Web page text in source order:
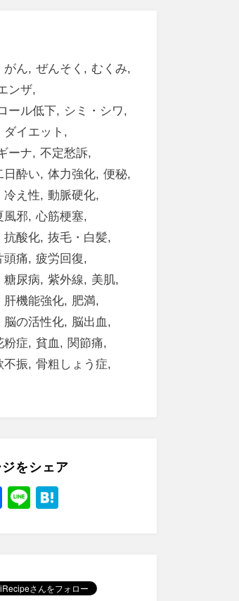
がん ぜんそく
むくみ
ンザ
ール低下
シミ・シワ
ダイエット
ーナ
不定愁訴
日酔い 体力強化 便秘
冷え性
動脈硬化
風邪
心筋梗塞
抗酸化 抜毛・白髪
頭痛
疲労回復
糖尿病 紫外線
美肌
肝機能強化
肥満
脳の活性化
脳出血
粉症 貧血
関節痛
不振
骨粗しょう症
をシェア
F
b
Li
a